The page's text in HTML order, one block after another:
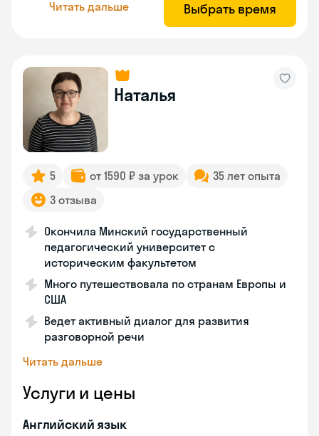
Читать дальше Выбрать время
Наталья
5 от 1590 ₽ за урок
35 лет опыта
3 отзыва
Окончила Минский государственный
педагогический университет с
историческим факультетом
Много путешествовала по странам Европы и
США
Ведет активный диалог для развития
разговорной речи
Читать дальше
Услуги и цены
Английский язык